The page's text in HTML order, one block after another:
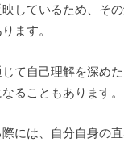
しているため、そ
ます。
て自己理解を深め
ることもあります。
には、自分自身の